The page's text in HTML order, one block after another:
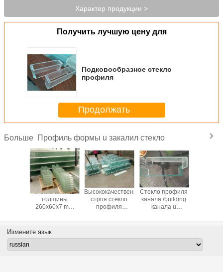
Характер продукции >
Получить лучшую цену для
Подковообразное стекло
профиля
Продолжать
Больше Профиль формы u закалил стекло
стекло канала
толщины
260x60x7 mm
выставочного
зала
Высококачественное
строя стекло
профиля
стены
Стекло профиля
канала /building
канала u
подковообразное
Измените язык